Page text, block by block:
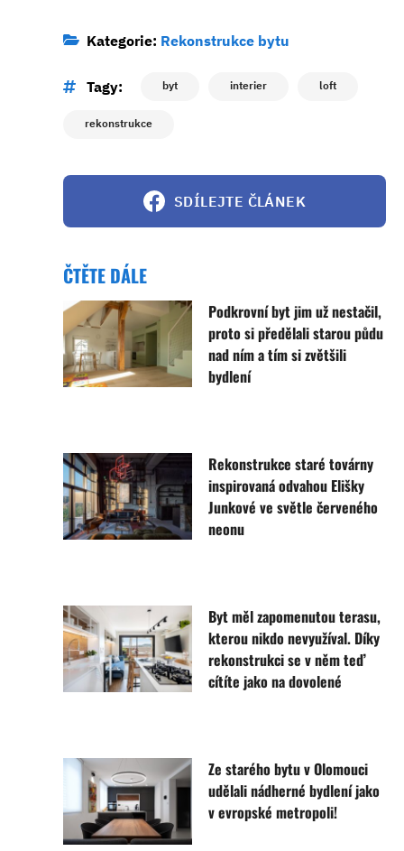
Kategorie: Rekonstrukce bytu
Tagy: byt interier loft
rekonstrukce
SDÍLEJTE ČLÁNEK
ČTĚTE DÁLE
Podkrovní byt jim už nestačil,
proto si předělali starou půdu
nad ním a tím si zvětšili
bydlení
Rekonstrukce staré továrny
inspirovaná odvahou Elišky
Junkové ve světle červeného
neonu
Byt měl zapomenutou terasu,
kterou nikdo nevyužíval. Díky
rekonstrukci se v něm teď
cítíte jako na dovolené
Ze starého bytu v Olomouci
udělali nádherné bydlení jako
v evropské metropoli!